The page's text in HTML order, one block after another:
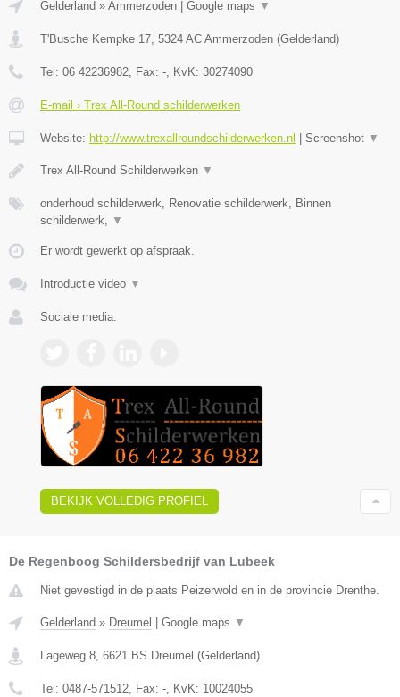
Gelderland » Ammerzoden Google maps ▼
T'Busche Kempke 17 5324 AC Ammerzoden (Gelderland)
Tel: 06 42236982 , Fax: - , KvK: 30274090
E-mail › Trex All-Round schilderwerken
Website: http://www.trexallroundschilderwerken.nl Screenshot ▼
Trex All-Round Schilderwerken ▼
onderhoud schilderwerk, Renovatie schilderwerk, Binnen
schilderwerk,
▼
Er wordt gewerkt op afspraak.
Introductie video ▼
Sociale media:
BEKIJK VOLLEDIG PROFIEL
De Regenboog Schildersbedrijf van Lubeek
Niet gevestigd in de plaats Peizerwold en in de provincie Drenthe.
Gelderland » Dreumel Google maps ▼
Lageweg 8, 6621 BS Dreumel (Gelderland)
Tel: 0487-571512, Fax: -, KvK: 10024055